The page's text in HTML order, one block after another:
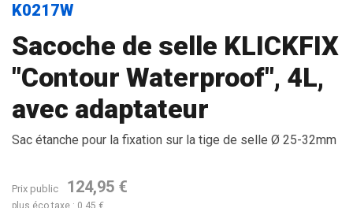
K0217W
Sacoche de selle KLICKFIX
"Contour Waterproof", 4L,
avec adaptateur
Sac étanche pour la fixation sur la tige de selle Ø 25-32mm
Prix public 124,95 €
plus éco taxe : 0,45 €